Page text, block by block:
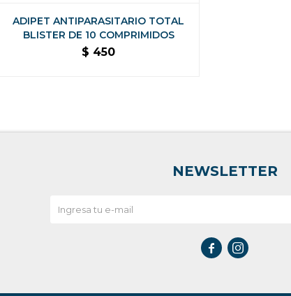
ADIPET ANTIPARASITARIO TOTAL
BLISTER DE 10 COMPRIMIDOS
$ 450
NEWSLETTER
 